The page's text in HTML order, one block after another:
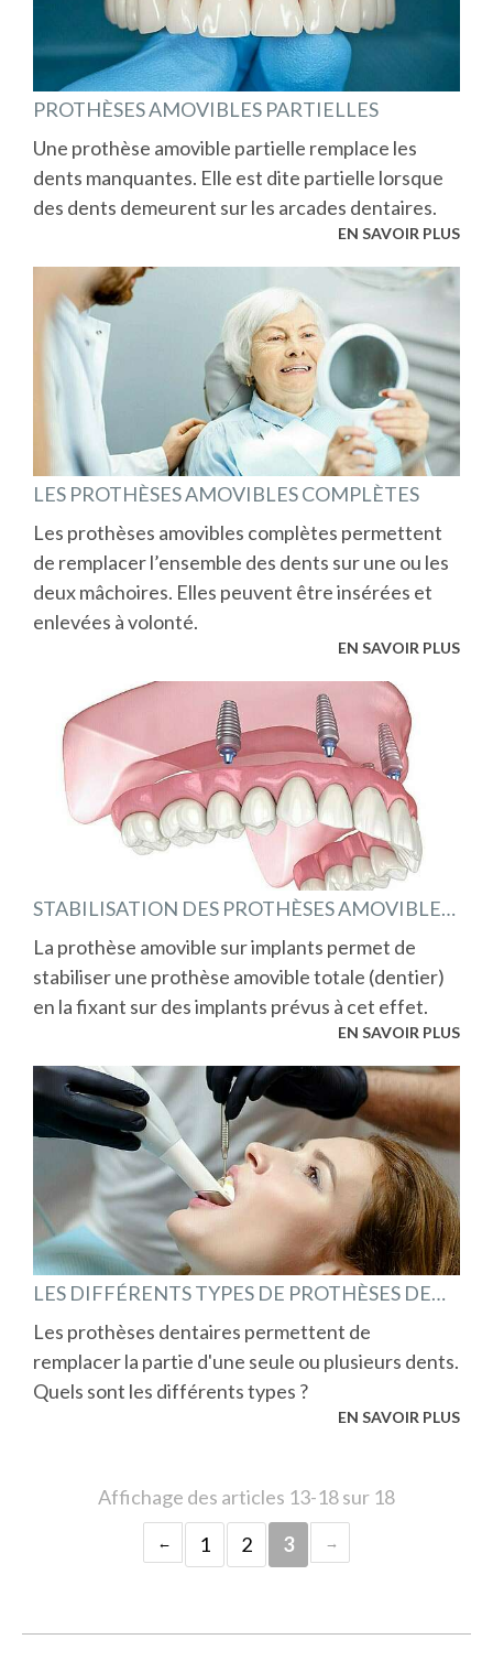
PROTHÈSES AMOVIBLES PARTIELLES
Une prothèse amovible partielle remplace les
dents manquantes. Elle est dite partielle lorsque
des dents demeurent sur les arcades dentaires.
EN SAVOIR PLUS
LES PROTHÈSES AMOVIBLES COMPLÈTES
Les prothèses amovibles complètes permettent
de remplacer l’ensemble des dents sur une ou les
deux mâchoires. Elles peuvent être insérées et
enlevées à volonté.
EN SAVOIR PLUS
STABILISATION DES PROTHÈSES AMOVIBLES COMPLÈTES
La prothèse amovible sur implants permet de
stabiliser une prothèse amovible totale (dentier)
en la fixant sur des implants prévus à cet effet.
EN SAVOIR PLUS
LES DIFFÉRENTS TYPES DE PROTHÈSES DENTAIRES
Les prothèses dentaires permettent de
remplacer la partie d'une seule ou plusieurs dents.
Quels sont les différents types ?
EN SAVOIR PLUS
Affichage des articles 13-18 sur 18
1
2 3